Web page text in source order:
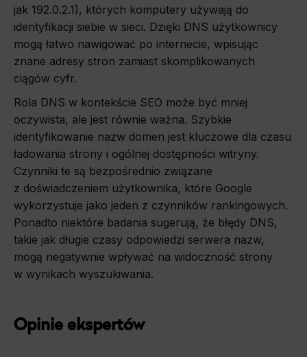
jak 192.0.2.1), których komputery używają do
identyfikacji siebie w sieci. Dzięki DNS użytkownicy
mogą łatwo nawigować po internecie, wpisując
znane adresy stron zamiast skomplikowanych
ciągów cyfr.
Rola DNS w kontekście SEO może być mniej
oczywista, ale jest równie ważna. Szybkie
identyfikowanie nazw domen jest kluczowe dla czasu
ładowania strony i ogólnej dostępności witryny.
Czynniki te są bezpośrednio związane
z doświadczeniem użytkownika, które Google
wykorzystuje jako jeden z czynników rankingowych.
Ponadto niektóre badania sugerują, że błędy DNS,
takie jak długie czasy odpowiedzi serwera nazw,
mogą negatywnie wpływać na widoczność strony
w wynikach wyszukiwania.
Opinie ekspertów